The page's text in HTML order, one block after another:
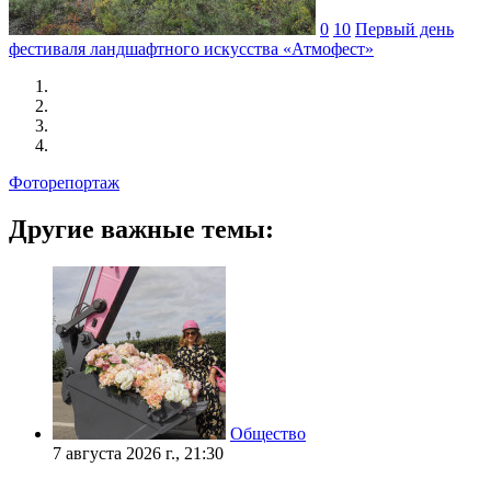
0 10 Первый день
фестиваля ландшафтного искусства «Атмофест»
Фоторепортаж
Другие важные темы:
Общество
7 августа 2026 г., 21:30